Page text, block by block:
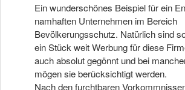
Ein wunderschönes Beispiel für ein
namhaften Unternehmen im Bereich
Bevölkerungsschutz. Natürlich sind
ein Stück weit Werbung für diese
auch absolut gegönnt und bei
mögen sie berücksichtigt werden.
Nach den furchtbaren